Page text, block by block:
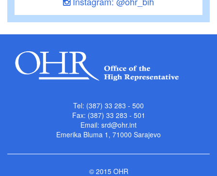
Tel: (387) 33 283 - 500
Fax: (387) 33 283 - 501
Email: srd@ohr.int
Emerika Bluma 1, 71000 Sarajevo
© 2015 OHR